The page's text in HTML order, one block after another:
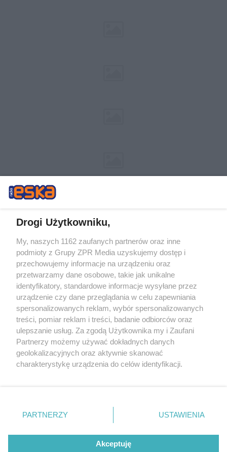
Żaden utwór zamieszczony w serwisie nie może być powielany i
rozpowszechniany lub dalej rozpowszechniany w jakikolwiek sposób (w
tym także elektroniczny lub mechaniczny) na jakimkolwiek polu
eksploatacji w jakiejkolwiek formie, włącznie z umieszczaniem w
Internecie bez pisemnej zgody właściciela praw. Jakiekolwiek użycie lub
wykorzystanie utworów w całości lub w części z naruszeniem prawa,
tzn. bez właściwej zgody, jest zabronione pod groźbą kary i może być
ścigane prawnie.
© 2026 Grupa ZPR Media
Drogi Użytkowniku,
My, naszych 1162 zaufanych partnerów oraz inne
podmioty z Grupy ZPR Media uzyskujemy dostęp i
przechowujemy informacje na urządzeniu oraz
przetwarzamy dane osobowe, takie jak unikalne
identyfikatory, standardowe informacje wysyłane przez
urządzenie czy dane przeglądania w celu zapewniania
spersonalizowanych reklam, wybór spersonalizowanych
treści, pomiar reklam i treści, badanie odbiorców oraz
ulepszanie usług. Za zgodą Użytkownika my i Zaufani
Partnerzy możemy używać dokładnych danych
geolokalizacyjnych oraz aktywnie skanować
charakterystykę urządzenia do celów identyfikacji.
zmienić/wycofać klikając przycisk ustawień prywatności
znajdujący się w lewym dolnym rogu strony
rodzaje przetwarzania danych nie wymagają zgody
użytkownika, ale masz prawo sprzeciwić się takiemu
PARTNERZY USTAWIENIA
Akceptuję